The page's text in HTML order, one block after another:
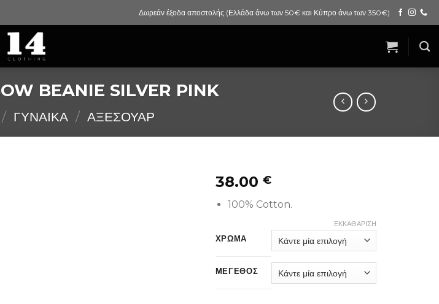
Δωρεάν έξοδα αποστολής (Ελλάδα άνω των 50€ και Κύπρο άνω των 350€)
BEANIE SILVER PINK
/ ΓΥΝΑΙΚΑ / ΑΞΕΣΟΥΑΡ
38.00 €
100% Cotton.
ΧΡΩΜΑ
ΜΕΓΕΘΟΣ
ΕΚΚΑΘΆΡΙΣΗ